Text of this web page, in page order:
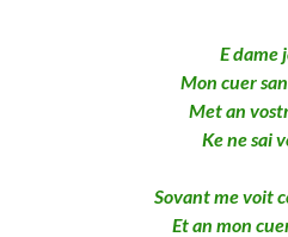
E dame
Mon cuer
Met an
Ke ne sai
Sovant me voit
Et an mon